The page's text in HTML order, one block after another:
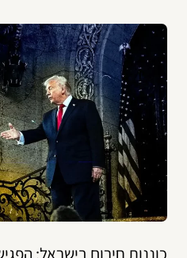
כוננות חירום בישראל: